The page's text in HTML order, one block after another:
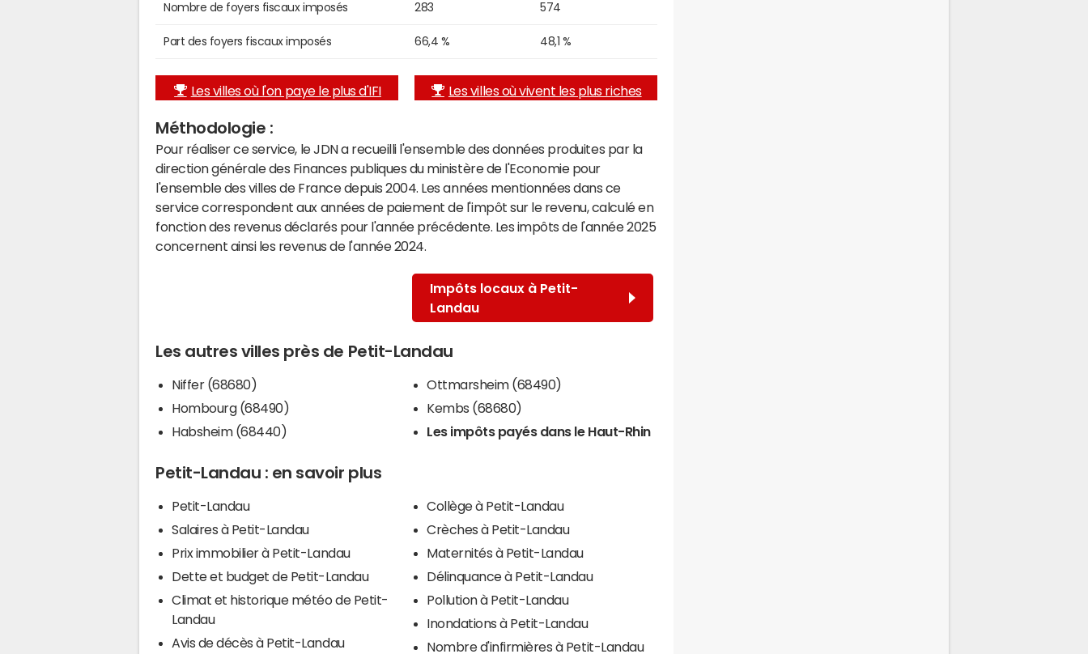
Nombre de foyers fiscaux imposés 283 574
Part des foyers fiscaux imposés 66,4 % 48,1 %
Les villes où l'on paye le plus d'IFI Les villes où vivent les plus riches
Méthodologie :
Pour réaliser ce service, le JDN a recueilli l'ensemble des données produites par la
direction générale des Finances publiques du ministère de l'Economie pour
l'ensemble des villes de France depuis 2004. Les années mentionnées dans ce
service correspondent aux années de paiement de l'impôt sur le revenu, calculé en
fonction des revenus déclarés pour l'année précédente. Les impôts de l'année 2025
concernent ainsi les revenus de l'année 2024.
Impôts locaux à Petit-
Landau
Les autres villes près de Petit-Landau
Niffer (68680)
Hombourg (68490)
Habsheim (68440)
Ottmarsheim (68490)
Kembs (68680)
Les impôts payés dans le Haut-Rhin
Petit-Landau : en savoir plus
Petit-Landau
Salaires à Petit-Landau
Prix immobilier à Petit-Landau
Dette et budget de Petit-Landau
Climat et historique météo de Petit-
Landau
Avis de décès à Petit-Landau
Collège à Petit-Landau
Crèches à Petit-Landau
Maternités à Petit-Landau
Délinquance à Petit-Landau
Pollution à Petit-Landau
Inondations à Petit-Landau
Nombre d'infirmières à Petit-Landau